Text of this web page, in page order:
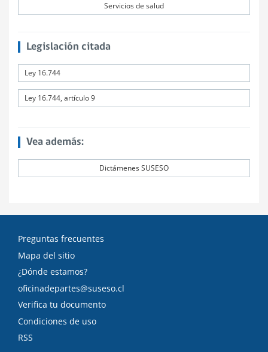
Servicios de salud
Legislación citada
Ley 16.744
Ley 16.744, artículo 9
Vea además:
Dictámenes SUSESO
Preguntas frecuentes
Mapa del sitio
¿Dónde estamos?
oficinadepartes@suseso.cl
Verifica tu documento
Condiciones de uso
RSS